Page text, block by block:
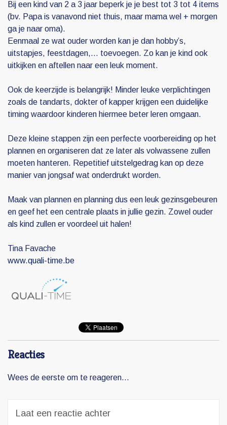
Bij een kind van 2 a 3 jaar beperk je je best tot 3 tot 4 items
(bv. Papa is vanavond niet thuis, maar mama wel + morgen
ga je naar oma).
Eenmaal ze wat ouder worden kan je dan hobby’s,
uitstapjes, feestdagen,… toevoegen. Zo kan je kind ook
uitkijken en aftellen naar een leuk moment.
Ook de keerzijde is belangrijk! Minder leuke verplichtingen
zoals de tandarts, dokter of kapper krijgen een duidelijke
timing waardoor kinderen hiermee beter leren omgaan.
Deze kleine stappen zijn een perfecte voorbereiding op het
plannen en organiseren dat ze later als volwassene zullen
moeten hanteren. Repetitief uitstelgedrag kan op deze
manier van jongsaf wat onderdrukt worden.
Maak van plannen en planning dus een leuk gezinsgebeuren
en geef het een centrale plaats in jullie gezin. Zowel ouder
als kind zullen er voordeel uit halen!
Tina Favache
www.quali-time.be
Reacties
Wees de eerste om te reageren...
Laat een reactie achter